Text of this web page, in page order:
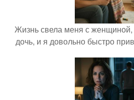
Жизнь свела меня с женщиной,
дочь, и я довольно быстро